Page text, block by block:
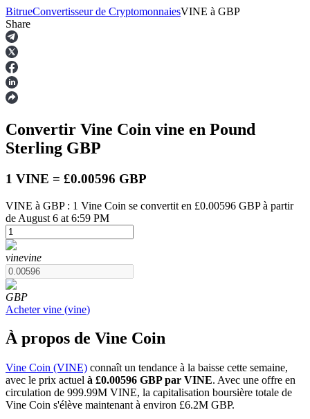
Contrats à terme
Futures USDT
Futures COIN-M
Contrats à terme sur crypto-monnaie
BitrueConvertisseur de CryptomonnaiesVINE à GBP
Share
Convertir Vine Coin vine en Pound
Sterling GBP
1 VINE = £0.00596 GBP
VINE à GBP : 1 Vine Coin se convertit en £0.00596 GBP à partir
de August 6 at 6:59 PM
vinevine
GBP
Acheter vine (vine)
À propos de Vine Coin
Vine Coin (VINE) connaît un tendance à la baisse cette semaine,
avec le prix actuel à £0.00596 GBP par VINE. Avec une offre en
circulation de 999.99M VINE, la capitalisation boursière totale de
Vine Coin s'élève maintenant à environ £6.2M GBP.